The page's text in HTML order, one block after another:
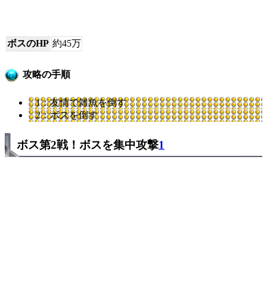
ボスのHP 約45万
攻略の手順
1：友情で雑魚を倒す
2：ボスを倒す
ボス第2戦！ボスを集中攻撃1